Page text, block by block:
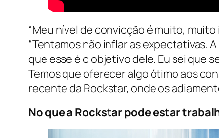
“Meu nível de convicção é muito,
“Tentamos não inflar as expectativas.
que esse é o objetivo dele. Eu sei que
Temos que oferecer algo ótimo aos
recente da Rockstar, onde os
No que a Rockstar pode estar